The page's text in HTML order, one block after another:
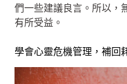
們一些建議良言。所以，
有所受益。
學會心靈危機管理，補回